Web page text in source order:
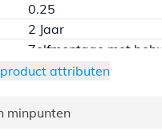
0.25
2 Jaar
Zelfmontage met
montagehandleiding
1.5
attributen
minpunten